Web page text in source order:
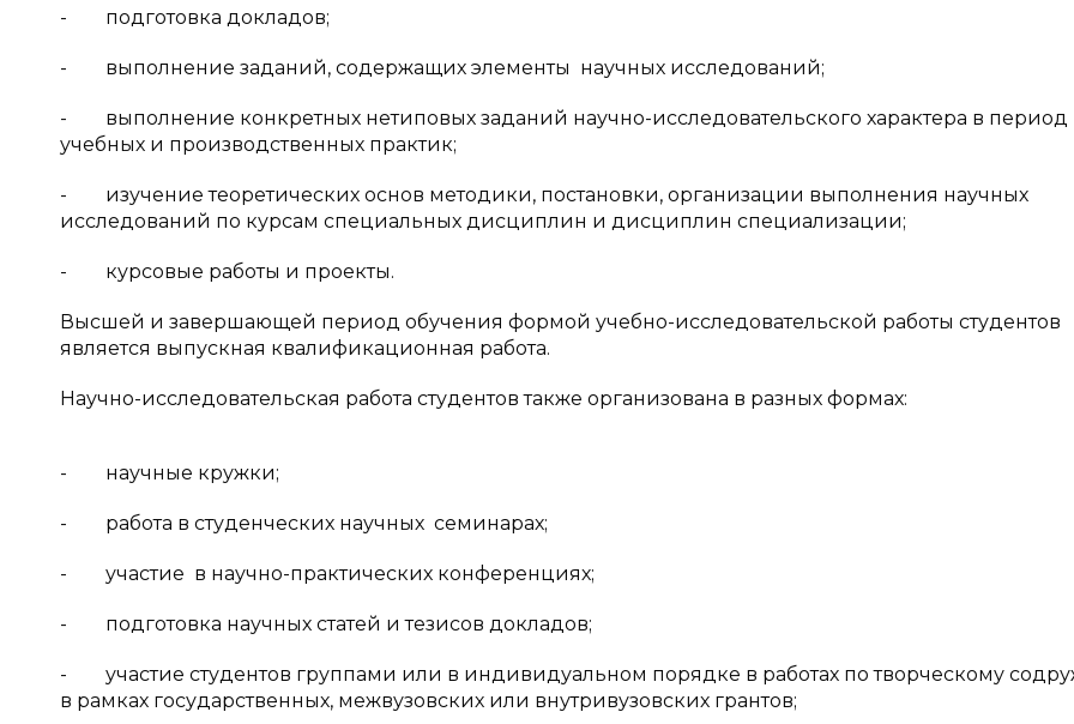
- подготовка докладов;
- выполнение заданий, содержащих элементы научных исследований;
- выполнение конкретных нетиповых заданий научно-исследовательского характера в период
учебных и производственных практик;
- изучение теоретических основ методики, постановки, организации выполнения научных
исследований по курсам специальных дисциплин и дисциплин специализации;
- курсовые работы и проекты.
Высшей и завершающей период обучения формой учебно-исследовательской работы студентов
является выпускная квалификационная работа.
Научно-исследовательская работа студентов также организована в разных формах:
- научные кружки;
- работа в студенческих научных семинарах;
- участие в научно-практических конференциях;
- подготовка научных статей и тезисов докладов;
- участие студентов группами или в индивидуальном порядке в работах по творческому
в рамках государственных, межвузовских или внутривузовских грантов;